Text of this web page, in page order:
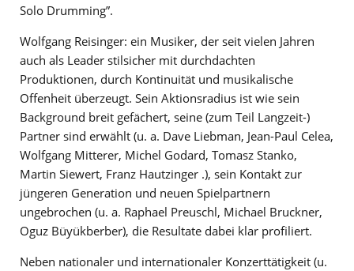
Solo Drumming”.
Wolfgang Reisinger: ein Musiker, der seit vielen Jahren
auch als Leader stilsicher mit durchdachten
Produktionen, durch Kontinuität und musikalische
Offenheit überzeugt. Sein Aktionsradius ist wie sein
Background breit gefächert, seine (zum Teil Langzeit-)
Partner sind erwählt (u. a. Dave Liebman, Jean-Paul Celea,
Wolfgang Mitterer, Michel Godard, Tomasz Stanko,
Martin Siewert, Franz Hautzinger .), sein Kontakt zur
jüngeren Generation und neuen Spielpartnern
ungebrochen (u. a. Raphael Preuschl, Michael Bruckner,
Oguz Büyükberber), die Resultate dabei klar profiliert.
Neben nationaler und internationaler Konzerttätigkeit (u.